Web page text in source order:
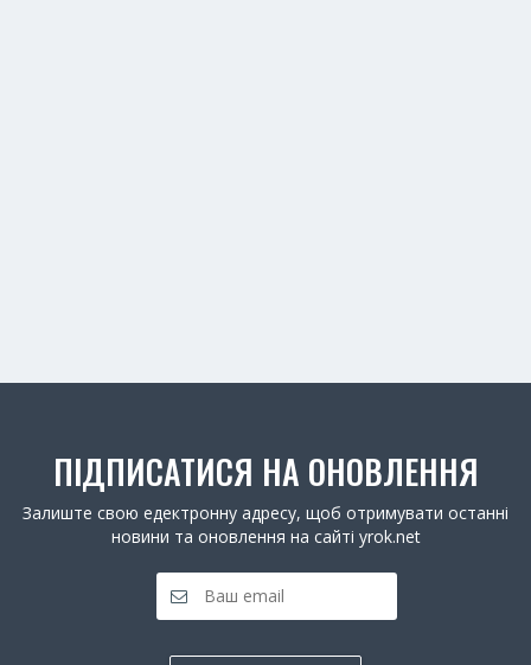
ПІДПИСАТИСЯ НА ОНОВЛЕННЯ
Залиште свою едектронну адресу, щоб отримувати останні
новини та оновлення на сайті yrok.net